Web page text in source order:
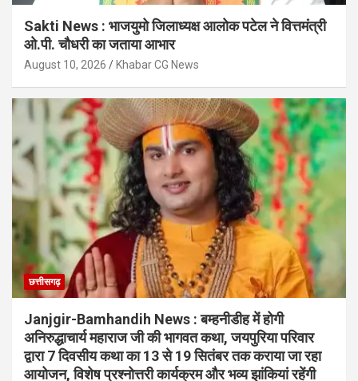
Sakti News : भाजयुमो जिलाध्यक्ष आलोक पटेल ने वित्तमंत्री
ओ.पी. चौधरी का जताया आभार
August 10, 2026 Khabar CG News
छत्तीसगढ़
Janjgir-Bamhandih News : बम्हनीडीह में होगी
अनिरुद्धाचार्य महाराज जी की भागवत कथा, जयपुरिया परिवार
द्वारा 7 दिवसीय कथा का 13 से 19 सितंबर तक कराया जा रहा
आयोजन, विशेष प्रश्नोत्तरी कार्यक्रम और भव्य झांकियां रहेंगी